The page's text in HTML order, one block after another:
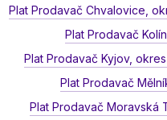
Plat Prodavač Chvalovice,
Plat Prodavač Kolín
Plat Prodavač Kyjov,
Plat Prodavač
Plat Prodavač Moravská